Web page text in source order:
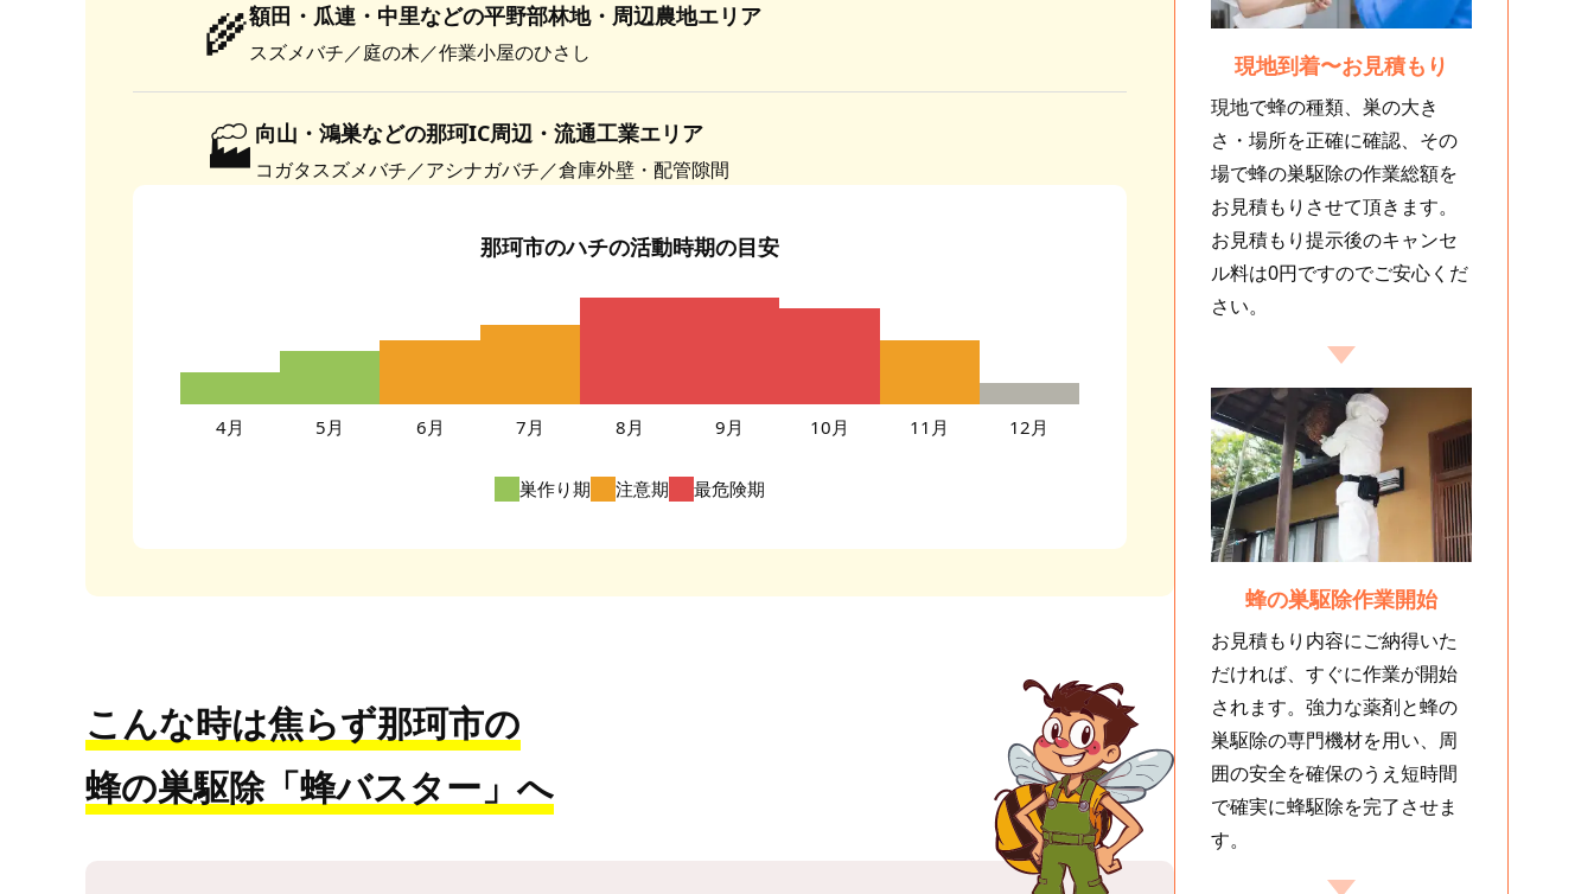
🌾額田・瓜連・中里などの平野部林地・周辺農地エリア
スズメバチ／庭の木／作業小屋のひさし
🏭 向山・鴻巣などの那珂IC周辺・流通工業エリア
コガタスズメバチ／アシナガバチ／倉庫外壁・配管隙間
那珂市のハチの活動時期の目安
4月 5月 6月 7月 8月 9月 10月 11月 12月
巣作り期 注意期 最危険期
こんな時は焦らず那珂市の
蜂の巣駆除「蜂バスター」へ
現地到着〜お見積もり
現地で蜂の種類、巣の大き
さ・場所を正確に確認、その
場で蜂の巣駆除の作業総額を
お見積もりさせて頂きます。
お見積もり提示後のキャンセ
ル料は0円ですのでご安心くだ
さい。
蜂の巣駆除作業開始
お見積もり内容にご納得いた
だければ、すぐに作業が開始
されます。強力な薬剤と蜂の
巣駆除の専門機材を用い、周
囲の安全を確保のうえ短時間
で確実に蜂駆除を完了させま
す。